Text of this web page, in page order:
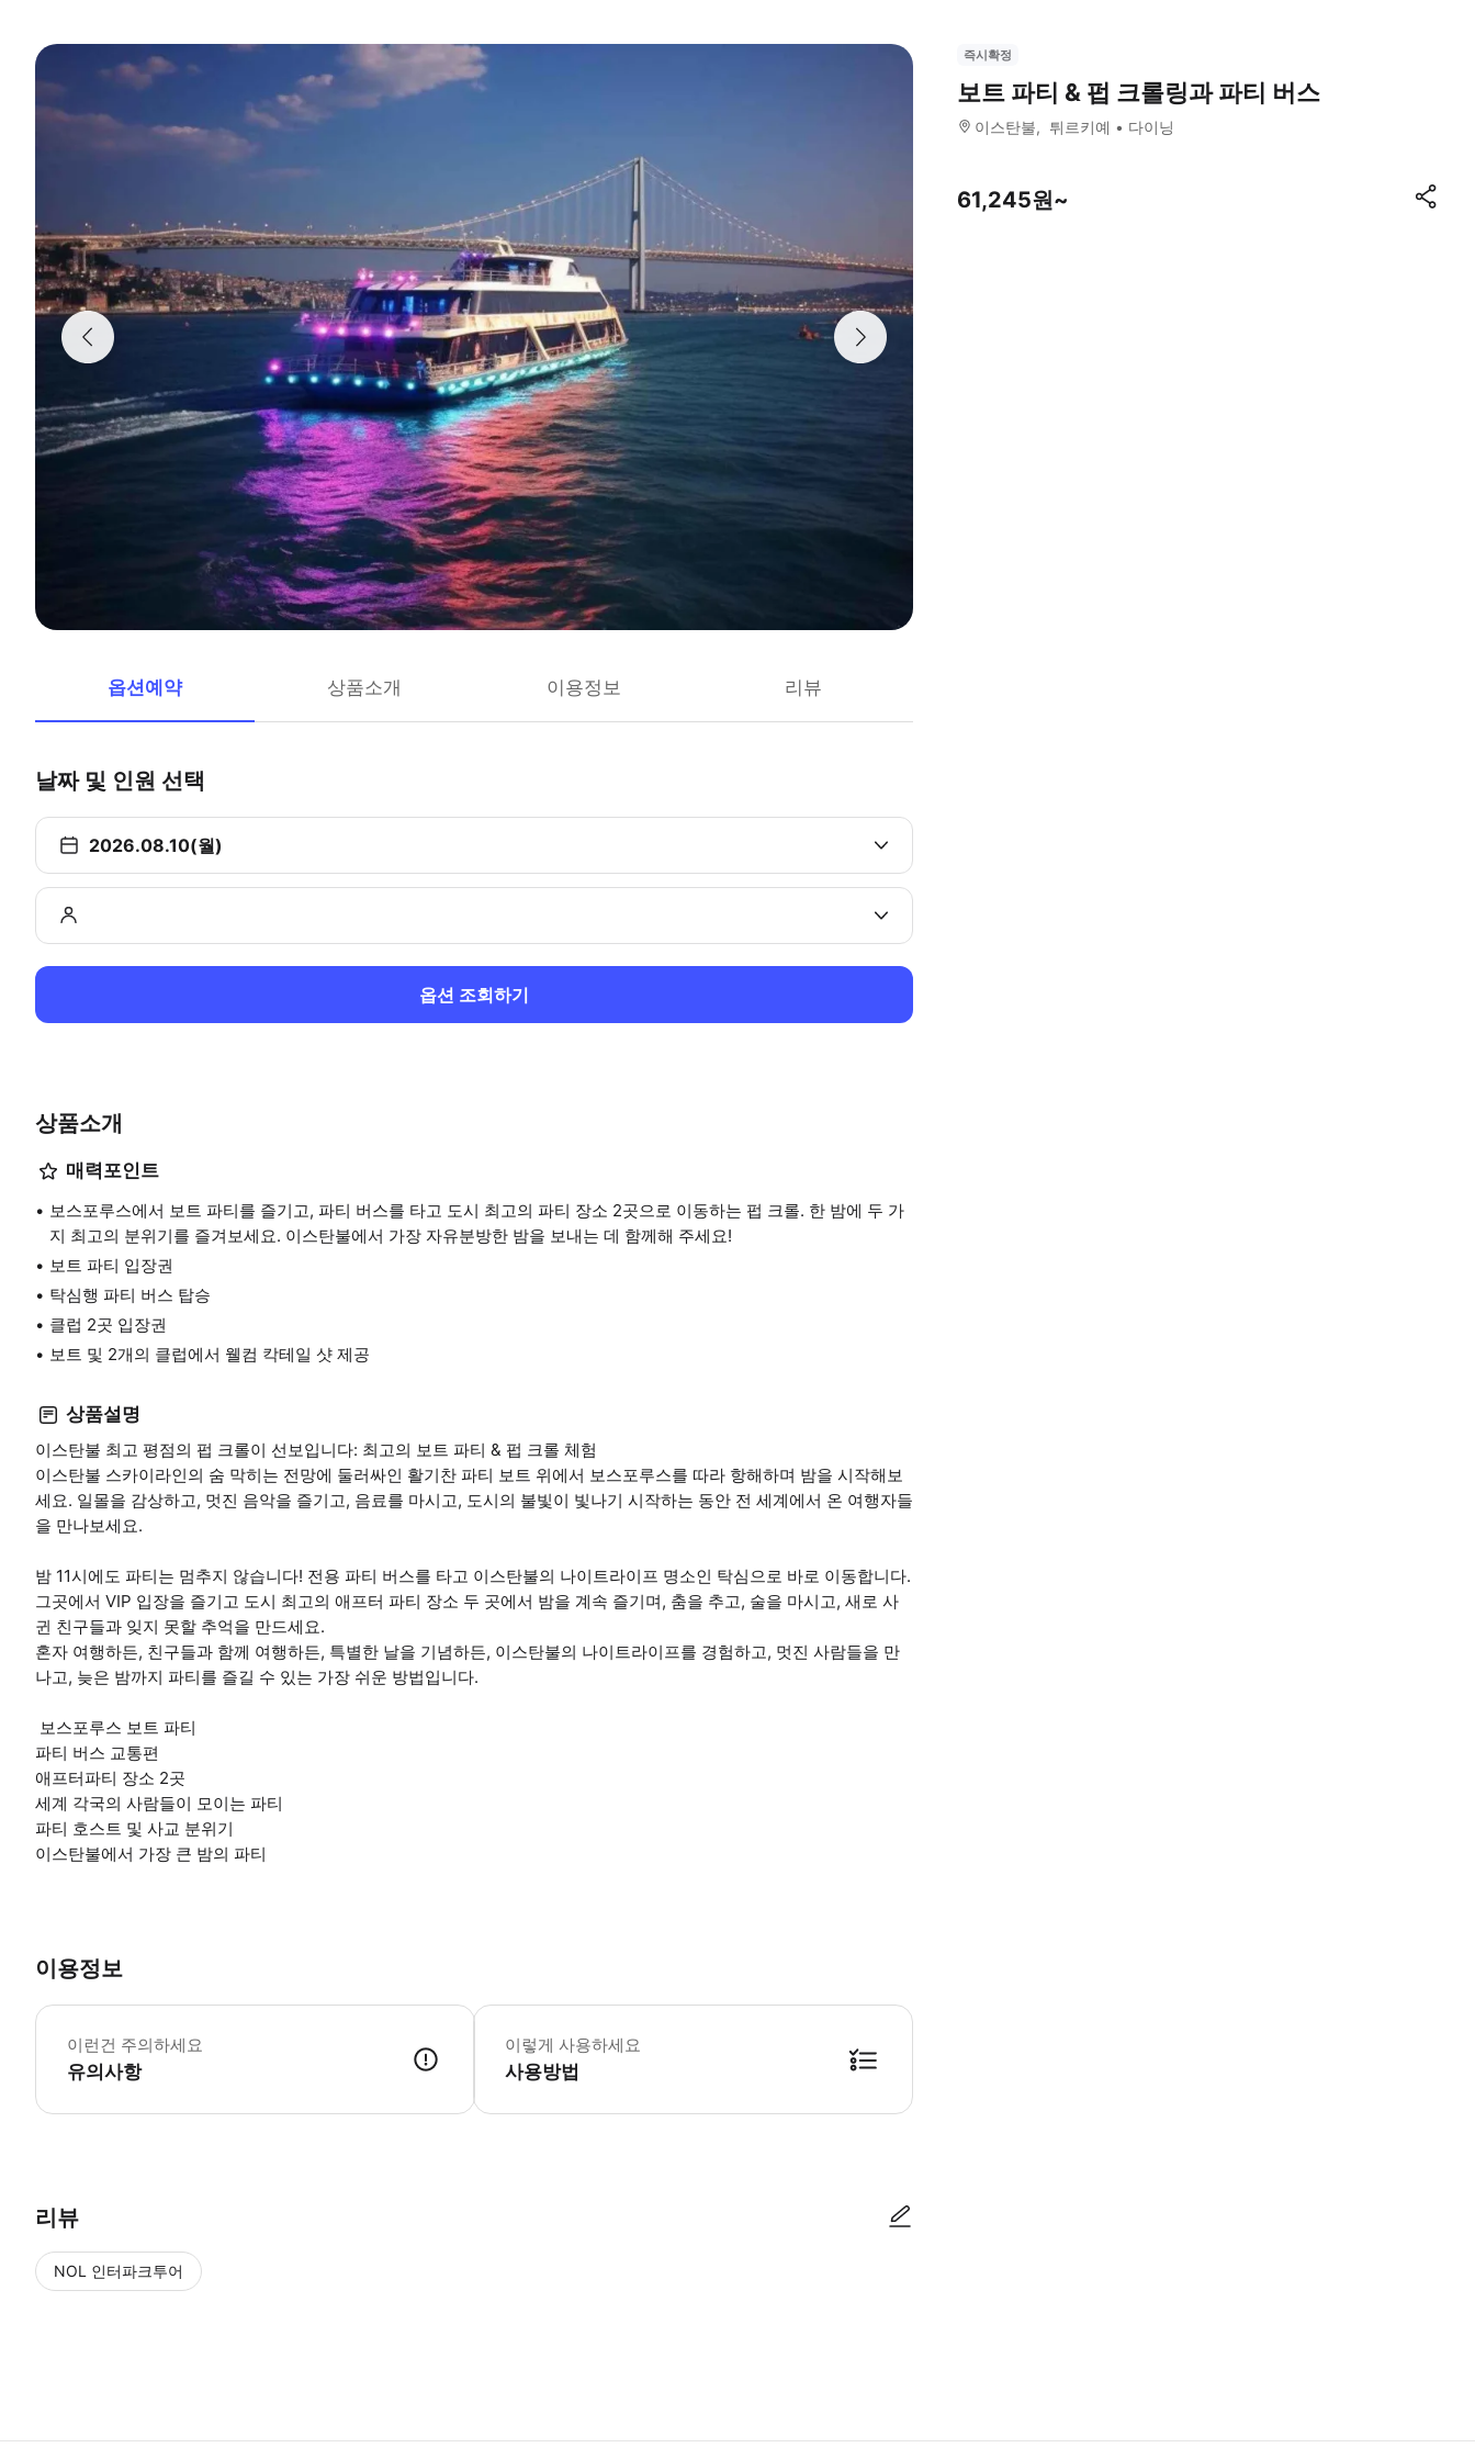
옵션예약 상품소개 이용정보 리뷰
날짜 및 인원 선택
2026.08.10(월)
옵션 조회하기
상품소개
매력포인트
보스포루스에서 보트 파티를 즐기고, 파티 버스를 타고 도시 최고의 파티 장소 2곳으로 이동하는 펍 크롤. 한 밤에 두 가
지 최고의 분위기를 즐겨보세요. 이스탄불에서 가장 자유분방한 밤을 보내는 데 함께해 주세요!
보트 파티 입장권
탁심행 파티 버스 탑승
클럽 2곳 입장권
보트 및 2개의 클럽에서 웰컴 칵테일 샷 제공
상품설명
이스탄불 최고 평점의 펍 크롤이 선보입니다: 최고의 보트 파티 & 펍 크롤 체험
이스탄불 스카이라인의 숨 막히는 전망에 둘러싸인 활기찬 파티 보트 위에서 보스포루스를 따라 항해하며 밤을 시작해보
세요. 일몰을 감상하고, 멋진 음악을 즐기고, 음료를 마시고, 도시의 불빛이 빛나기 시작하는 동안 전 세계에서 온 여행자들
을 만나보세요.
밤 11시에도 파티는 멈추지 않습니다! 전용 파티 버스를 타고 이스탄불의 나이트라이프 명소인 탁심으로 바로 이동합니다.
그곳에서 VIP 입장을 즐기고 도시 최고의 애프터 파티 장소 두 곳에서 밤을 계속 즐기며, 춤을 추고, 술을 마시고, 새로 사
귄 친구들과 잊지 못할 추억을 만드세요.
혼자 여행하든, 친구들과 함께 여행하든, 특별한 날을 기념하든, 이스탄불의 나이트라이프를 경험하고, 멋진 사람들을 만
나고, 늦은 밤까지 파티를 즐길 수 있는 가장 쉬운 방법입니다.
️ 보스포루스 보트 파티
파티 버스 교통편
애프터파티 장소 2곳
세계 각국의 사람들이 모이는 파티
파티 호스트 및 사교 분위기
이스탄불에서 가장 큰 밤의 파티
이용정보
이런건 주의하세요
유의사항
* 소요시간 : 360분 (옵션에 따라 소요 시간이 다를 수 있으니, 예약 시 확인 부탁드립니다.)
이렇게 사용하세요
사용방법
리뷰
NOL 인터파크투어
즉시확정
보트 파티 & 펍 크롤링과 파티 버스
이스탄불 튀르키예 다이닝
61,245원~